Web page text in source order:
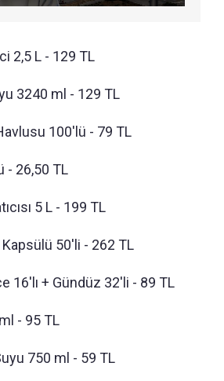
2,5 L - 129 TL
3240 ml - 129 TL
100'lü - 79 TL
- 26,50 TL
5 L - 199 TL
50'li - 262 TL
16'lı + Gündüz 32'li - 89 TL
- 95 TL
750 ml - 59 TL